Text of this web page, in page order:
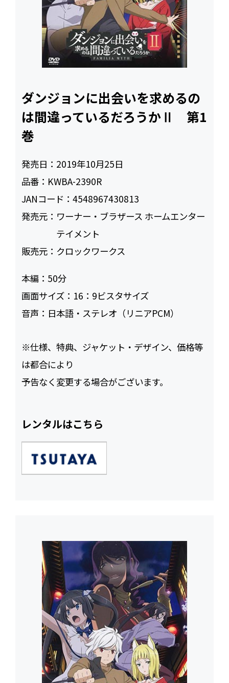
ダンジョンに出会いを求めるの
は間違っているだろうかⅡ 第1
巻
発売日： 2019年10月25日
品番： KWBA-2390R
JANコード：4548967430813
発売元： ワーナー・ブラザース ホームエンター
テイメント
販売元： クロックワークス
本編： 50
画面サイズ： 16：9ビスタサイズ
音声： 日本語・ステレオ（リニアPCM）
※仕様、特典、ジャケット・デザイン、価格等
は都合により
予告なく変更する場合がございます。
レンタルはこちら